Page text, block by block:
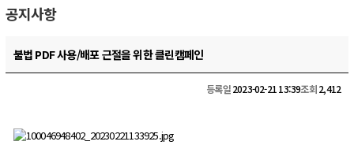
공지사항
불법 PDF 사용/배포 근절을 위한 클린캠페인
등록일2023-02-21 13:39조회2,412